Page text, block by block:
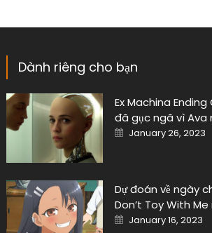
Dành riêng cho bạn
Ex Machina
đã gục ngã vì Ava
Posted
on
January 26, 2023
Dự đoán về ngày
Don’t Toy With
Posted
on
January 16, 2023